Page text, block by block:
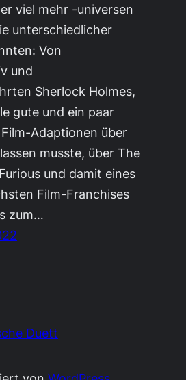
viel mehr -universen
unterschiedlicher
Von
und
Sherlock Holmes,
gute und ein paar
Adaptionen über
musste, über The
und damit eines
Film-Franchises
zum…
Duett